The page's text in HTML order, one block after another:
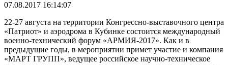
07.08.2017 16:14:07
22-27 августа на территории Конгрессно-выставочного центра
«Патриот» и аэродрома в Кубинке состоится международный
военно-технический форум «АРМИЯ-2017». Как и в
предыдущие годы, в мероприятии примет участие и компания
«МАРТ ГРУПП», ведущее российское научно-техническое